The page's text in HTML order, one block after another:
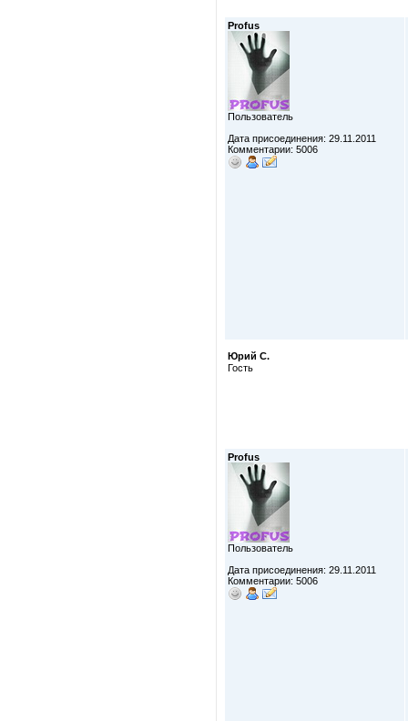
Profus
Пользователь
Дата присоединения: 29.11.2011
Комментарии: 5006
Юрий С.
Гость
Profus
Пользователь
Дата присоединения: 29.11.2011
Комментарии: 5006